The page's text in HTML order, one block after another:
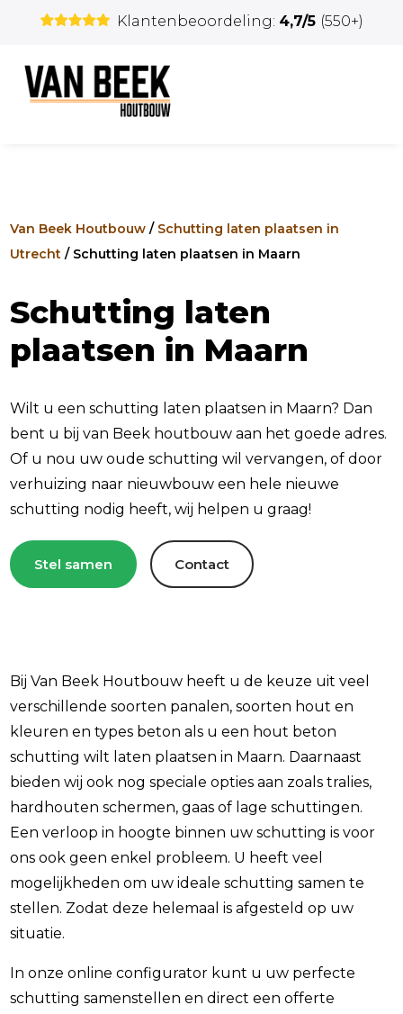
Klantenbeoordeling: 4,7/5 (550+)
Van Beek Houtbouw / Schutting laten plaatsen in
Utrecht / Schutting laten plaatsen in Maarn
Schutting laten
plaatsen in Maarn
Wilt u een schutting laten plaatsen in Maarn? Dan
bent u bij van Beek houtbouw aan het goede adres.
Of u nou uw oude schutting wil vervangen, of door
verhuizing naar nieuwbouw een hele nieuwe
schutting nodig heeft, wij helpen u graag!
Stel samen Contact
Bij Van Beek Houtbouw heeft u de keuze uit veel
verschillende soorten panalen, soorten hout en
kleuren en types beton als u een hout beton
schutting wilt laten plaatsen in Maarn. Daarnaast
bieden wij ook nog speciale opties aan zoals tralies,
hardhouten schermen, gaas of lage schuttingen.
Een verloop in hoogte binnen uw schutting is voor
ons ook geen enkel probleem. U heeft veel
mogelijkheden om uw ideale schutting samen te
stellen. Zodat deze helemaal is afgesteld op uw
situatie.
In onze online configurator kunt u uw perfecte
schutting samenstellen en direct een offerte